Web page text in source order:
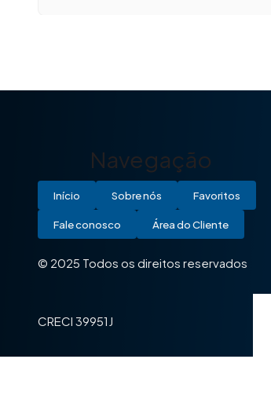
Navegação
Início Sobre nós Favoritos
Fale conosco Área do Cliente
© 2025 Todos os direitos reservados
CRECI 39951J